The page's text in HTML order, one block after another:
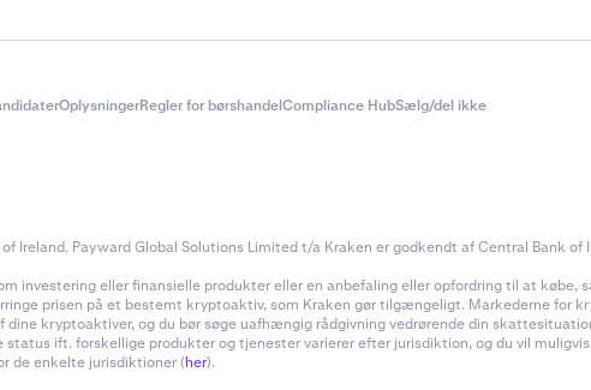
OplysningerRegler for børshandelCompliance HubSælg/del ikke
Payward Global Solutions Limited t/a Kraken er godkendt af Central Bank of
investering eller finansielle produkter eller en anbefaling eller opfordring til at
prisen på et bestemt kryptoaktiv, som Kraken gør tilgængeligt. Markederne for
kryptoaktiver, og du bør søge uafhængig rådgivning vedrørende din
ift. forskellige produkter og tjenester varierer efter jurisdiktion, og du vil
de enkelte jurisdiktioner (her).